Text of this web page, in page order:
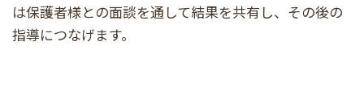
は保護者様との面談を通して結果を共有し、その後の
指導につなげます。